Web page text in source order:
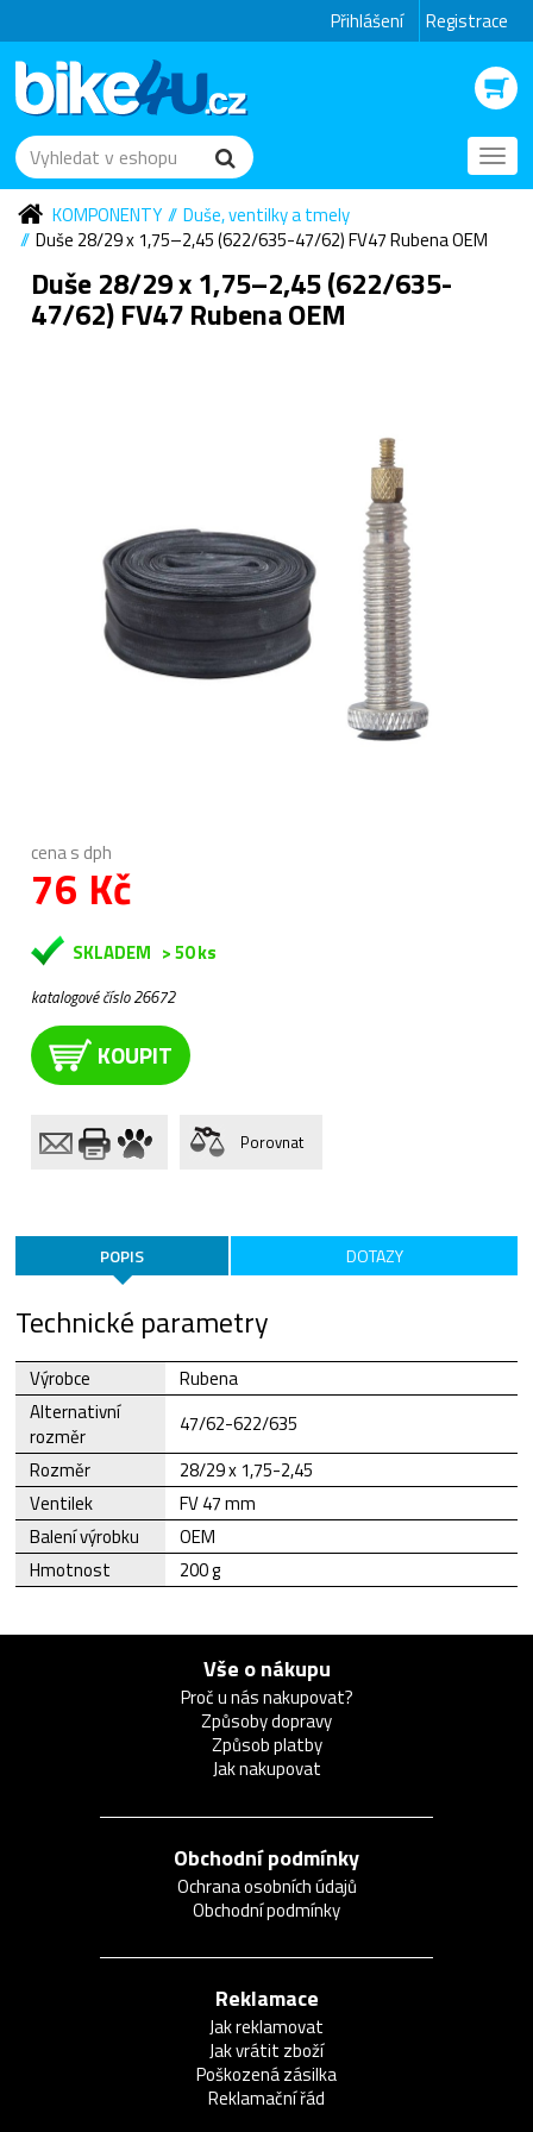
Přihlášení Registrace
KOMPONENTY
Duše, ventilky a tmely
Duše 28/29 x 1,75–2,45 (622/635-47/62) FV47 Rubena OEM
Duše 28/29 x 1,75–2,45 (622/635-
47/62) FV47 Rubena OEM
cena s dph
76 Kč
SKLADEM > 50 ks
katalogové číslo 26672
KOUPIT
Porovnat
POPIS DOTAZY
Technické parametry
Výrobce
Rubena
Alternativní
rozměr
47/62-622/635
Rozměr
28/29 x 1,75-2,45
Ventilek
FV 47 mm
Balení výrobku
OEM
Hmotnost
200 g
Vše o nákupu
Proč u nás nakupovat?
Způsoby dopravy
Způsob platby
Jak nakupovat
Obchodní podmínky
Ochrana osobních údajů
Obchodní podmínky
Reklamace
Jak reklamovat
Jak vrátit zboží
Poškozená zásilka
Reklamační řád